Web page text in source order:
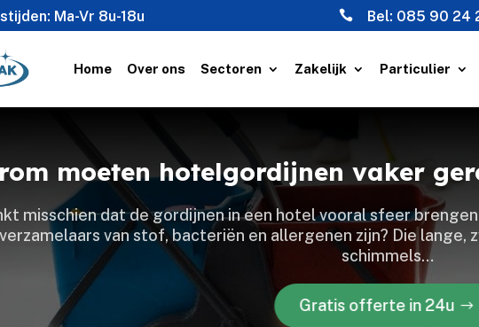
Ma-Vr 8u-18u  Bel: 085 90 24
Home Over ons Sectoren Zakelijk Particulier
moeten hotelgordijnen vaker
misschien dat de gordijnen in een hotel vooral sfeer
van stof, bacteriën en allergenen zijn? Die
schimmels…
Gratis offerte in 24u